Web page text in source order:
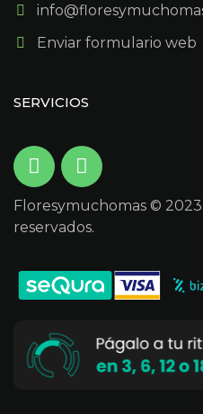
Enviar formulario web
SERVICIOS
Floresymuchomas ©
reservados.